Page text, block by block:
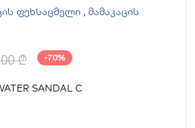
ფეხსაცმელი , მამაკაცის
₾ -70%
SANDAL C